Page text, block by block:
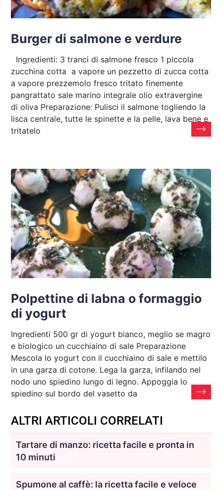
Burger di salmone e verdure
Ingredienti: 3 tranci di salmone fresco 1 piccola
zucchina cotta a vapore un pezzetto di zucca cotta
a vapore prezzemolo fresco tritato finemente
pangrattato sale marino integrale olio extravergine
di oliva Preparazione: Pulisci il salmone togliendo la
lisca centrale, tutte le spinette e la pelle, lava bene e
tritatelo
Polpettine di labna o formaggio
di yogurt
Ingredienti 500 gr di yogurt bianco, meglio se magro
e biologico un cucchiaino di sale Preparazione
Mescola lo yogurt con il cucchiaino di sale e mettilo
in una garza di cotone. Lega la garza, infilando nel
nodo uno spiedino lungo di legno. Appoggia lo
spiedino sul bordo del vasetto da
ALTRI ARTICOLI CORRELATI
Tartare di manzo: ricetta facile e pronta in
10 minuti
Spumone al caffè: la ricetta facile e veloce